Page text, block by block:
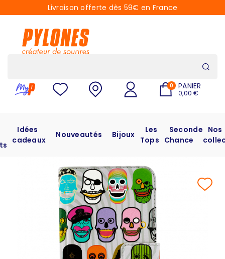
Livraison offerte dès 59€ en France
0 PANIER
0,00 €
Idées
cadeaux
Nouveautés Bijoux
Les
Tops
Seconde
Chance
Nos